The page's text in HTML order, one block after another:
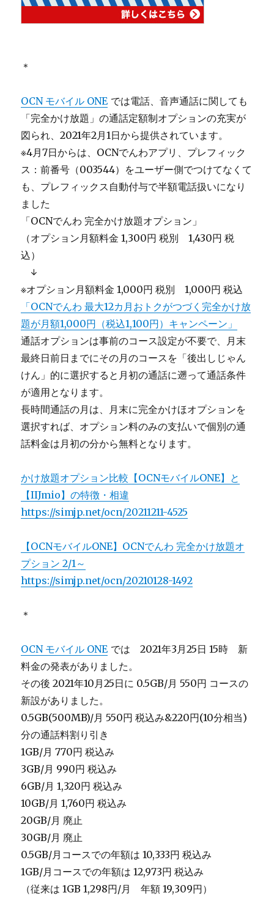
＊
OCN モバイル ONE では電話、音声通話に関しても
「完全かけ放題」の通話定額制オプションの充実が
図られ、2021年2月1日から提供されています。
※4月7日からは、OCNでんわアプリ、プレフィック
ス：前番号（003544）をユーザー側でつけてなくて
も、プレフィックス自動付与で半額電話扱いになり
ました
「OCNでんわ 完全かけ放題オプション」
（オプション月額料金 1,300円 税別 1,430円 税
込）
↓
※オプション月額料金 1,000円 税別 1,000円 税込
「OCNでんわ 最大12カ月おトクがつづく完全かけ放
題が月額1,000円（税込1,100円）キャンペーン」
通話オプションは事前のコース設定が不要で、月末
最終日前日までにその月のコースを「後出しじゃん
けん」的に選択すると月初の通話に遡って通話条件
が適用となります。
長時間通話の月は、月末に完全かけほオプションを
選択すれば、オプション料のみの支払いで個別の通
話料金は月初の分から無料となります。
かけ放題オプション比較【OCNモバイルONE】と
【IIJmio】の特徴・相違
https://simjp.net/ocn/20211211-4525
【OCNモバイルONE】OCNでんわ 完全かけ放題オ
プション 2/1～
https://simjp.net/ocn/20210128-1492
＊
OCN モバイル ONE では 2021年3月25日 15時 新
料金の発表がありました。
その後 2021年10月25日に 0.5GB/月 550円 コースの
新設がありました。
0.5GB(500MB)/月 550円 税込み&220円(10分相当)
分の通話料割り引き
1GB/月 770円 税込み
3GB/月 990円 税込み
6GB/月 1,320円 税込み
10GB/月 1,760円 税込み
20GB/月 廃止
30GB/月 廃止
0.5GB/月コースでの年額は 10,333円 税込み
1GB/月コースでの年額は 12,973円 税込み
（従来は 1GB 1,298円/月 年額 19,309円）